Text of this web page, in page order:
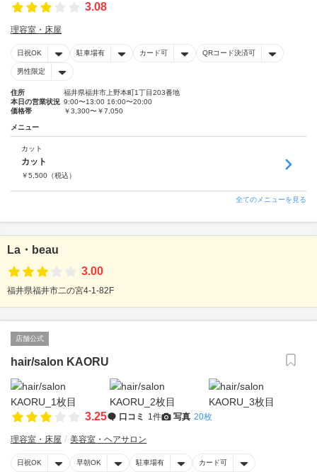
3.08
理容室・床屋
日祝OK 駐車場有 カード可 QRコード決済可
男性限定
住所
福井県福井市上野本町1丁目203番地
本日の営業状況 9:00〜13:00 16:00〜20:00
価格帯
￥3,300〜￥7,050
メニュー
カット
カット
￥5,500 （税込）
全てのメニューを見る
La・beau
3.00
福井県福井市二の宮4-1-82F
店舗公式
hair/salon KAORU
3.25 口コミ 1件 写真 20枚
理容室・床屋 美容室・ヘアサロン
日祝OK 早朝OK 駐車場有 カード可